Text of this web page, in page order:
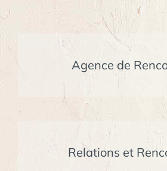
Agence de
Relations et